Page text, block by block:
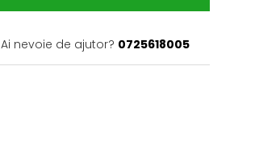
Ai nevoie de ajutor? 0725618005